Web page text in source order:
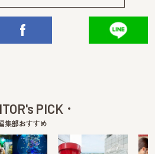
PICK
集部おすすめ